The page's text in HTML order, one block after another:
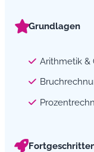
Grundlagen
Arithmetik &